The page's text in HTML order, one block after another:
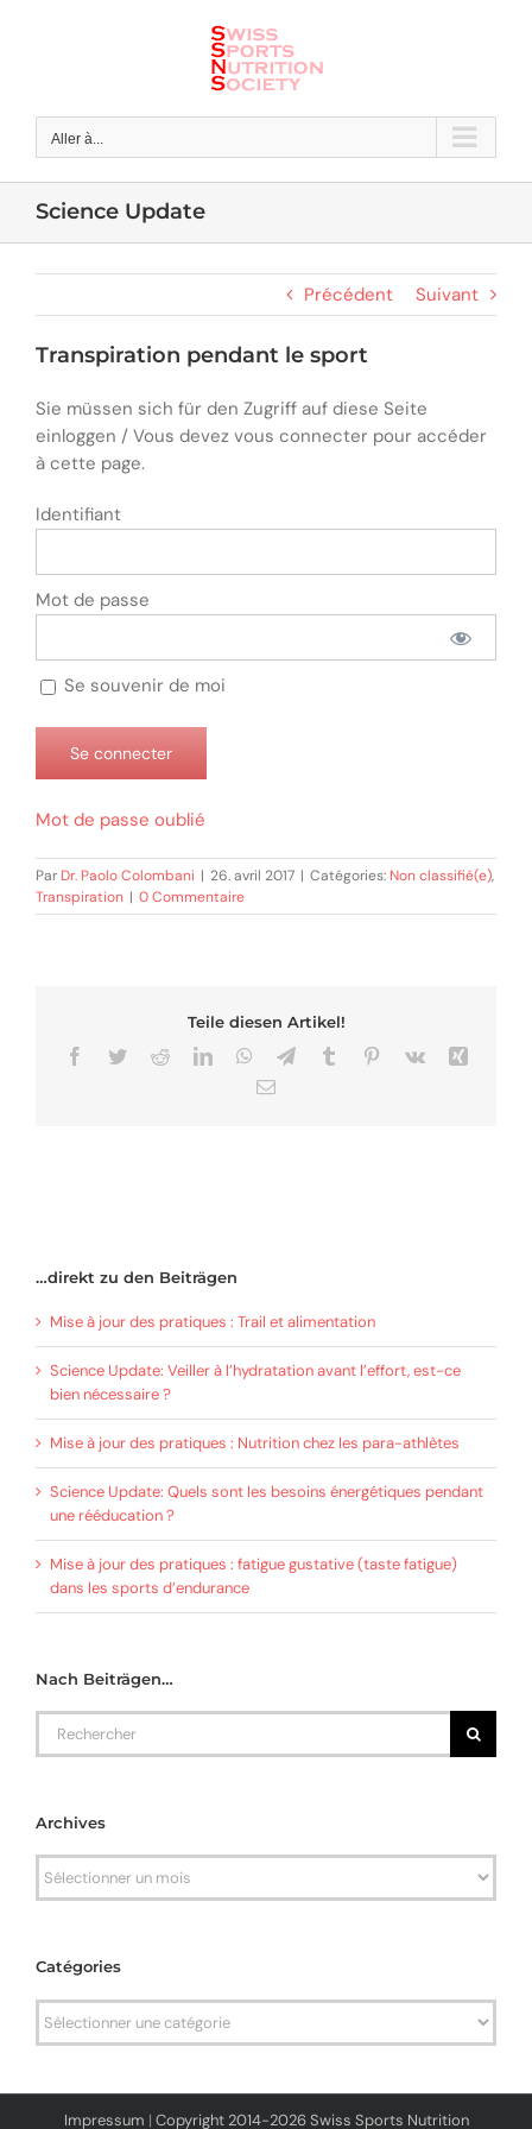
Aller à...
Science Update
Précédent Suivant
Transpiration pendant le sport
Sie müssen sich für den Zugriff auf diese Seite
einloggen / Vous devez vous connecter pour accéder
à cette page.
Identifiant
Mot de passe
Se souvenir de moi
Mot de passe oublié
Par Dr. Paolo Colombani | 26. avril 2017 | Catégories: Non classifié(e),
Transpiration | 0 Commentaire
Teile diesen Artikel!
Facebook
TwitterRedditLinkedInWhatsApp
TelegramTumblr Pinterest
Vk
Email
…direkt zu den Beiträgen
Mise à jour des pratiques : Trail et alimentation
Science Update: Veiller à l’hydratation avant l’effort, est-ce
bien nécessaire ?
Mise à jour des pratiques : Nutrition chez les para-athlètes
Science Update: Quels sont les besoins énergétiques pendant
une rééducation ?
Mise à jour des pratiques : fatigue gustative (taste fatigue)
dans les sports d’endurance
Nach Beiträgen…
Rechercher
Archives
Archives
Catégories
Catégories
Impressum | Copyright 2014-2026 Swiss Sports Nutrition